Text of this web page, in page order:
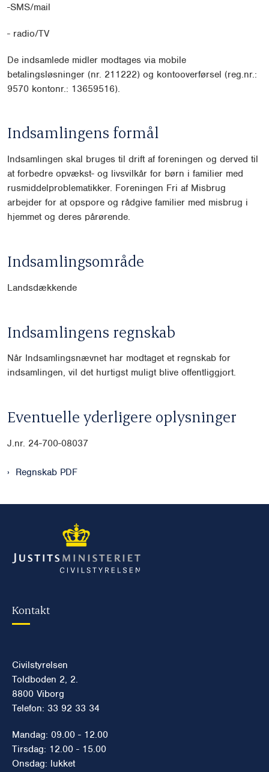
-SMS/mail
- radio/TV
De indsamlede midler modtages via mobile
betalingsløsninger (nr. 211222) og kontooverførsel (reg.nr.:
9570 kontonr.: 13659516).
Indsamlingens formål
Indsamlingen skal bruges til drift af foreningen og derved til
at forbedre opvækst- og livsvilkår for børn i familier med
rusmiddelproblematikker. Foreningen Fri af Misbrug
arbejder for at opspore og rådgive familier med misbrug i
hjemmet og deres pårørende.
Indsamlingsområde
Landsdækkende
Indsamlingens regnskab
Når Indsamlingsnævnet har modtaget et regnskab for
indsamlingen, vil det hurtigst muligt blive offentliggjort.
Eventuelle yderligere oplysninger
J.nr. 24-700-08037
Regnskab PDF
Kontakt
Civilstyrelsen
Toldboden 2, 2.
8800 Viborg
Telefon: 33 92 33 34
Mandag: 09.00 - 12.00
Tirsdag: 12.00 - 15.00
Onsdag: lukket